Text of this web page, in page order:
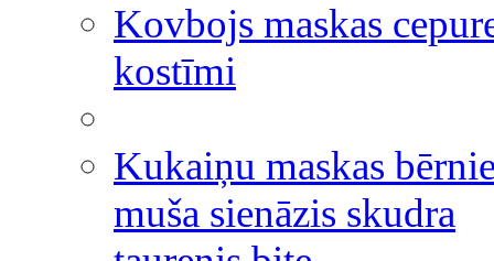
Kovbojs maskas
kostīmi
Kukaiņu maskas
muša sienāzis skudra